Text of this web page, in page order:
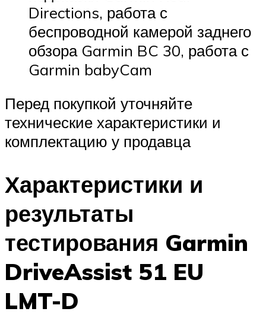
Directions, работа с
беспроводной камерой заднего
обзора Garmin BC 30, работа с
Garmin babyCam
Перед покупкой уточняйте
технические характеристики и
комплектацию у продавца
Характеристики и
результаты
тестирования Garmin
DriveAssist 51 EU
LMT-D